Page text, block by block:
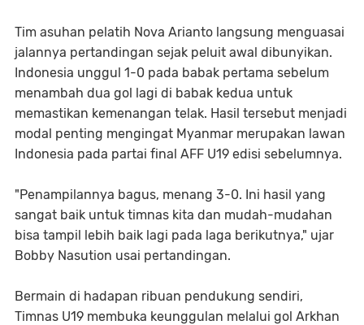
Tim asuhan pelatih Nova Arianto langsung menguasai
jalannya pertandingan sejak peluit awal dibunyikan.
Indonesia unggul 1-0 pada babak pertama sebelum
menambah dua gol lagi di babak kedua untuk
memastikan kemenangan telak. Hasil tersebut menjadi
modal penting mengingat Myanmar merupakan lawan
Indonesia pada partai final AFF U19 edisi sebelumnya.
"Penampilannya bagus, menang 3-0. Ini hasil yang
sangat baik untuk timnas kita dan mudah-mudahan
bisa tampil lebih baik lagi pada laga berikutnya," ujar
Bobby Nasution usai pertandingan.
Bermain di hadapan ribuan pendukung sendiri,
Timnas U19 membuka keunggulan melalui gol Arkhan